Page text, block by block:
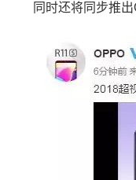
同时还将同步推